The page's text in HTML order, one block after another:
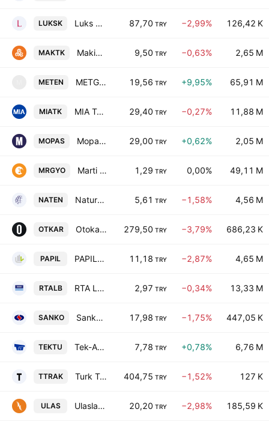
LUKSK Luks Kadife Ticaret ve Sanayi A.S. 87,70 TRY −2,99% 126,42 K
MAKTK Makina Takim Endustrisi A.S. 9,50 TRY −0,63% 2,65 M
METEN METGUN Enerji Yatirimlari A.S. 19,56 TRY +9,95% 65,91 M
MIATK MIA Teknoloji AS 29,40 TRY −0,27% 11,88 M
MOPAS Mopas Marketcilik Gida Sanayi Ve Ticaret A.S. 29,00 TRY +0,62% 2,05 M
MRGYO Marti Gayrimenkul Yatirim Ortakligi A.S. 1,29 TRY 0,00% 49,11 M
NATEN Naturel Yenilenebilir Enerji Ticaret A.S. 5,61 TRY −1,58% 4,56 M
OTKAR Otokar Otomotiv ve Savunma Sanayi A.S. 279,50 TRY −3,79% 686,23 K
PAPIL PAPILON SAVUNMA TEKNOLOJI VE TICARET A.S 11,18 TRY −2,87% 4,65 M
RTALB RTA Laboratuvarlari Biyolojik Urunler Ilac ve Makina Sanayi Ticaret A.S. 2,97 TRY −0,34% 13,33 M
SANKO Sanko Pazarlama Ithalat Ihracat Anonim Sirketi 17,98 TRY −1,75% 447,05 K
TEKTU Tek-Art Insaat Ticaret Turizm Sanayi ve Yatirimlar Anonim Sirketi 7,78 TRY +0,78% 6,76 M
TTRAK Turk Traktor ve Ziraat Makineleri A.S. 404,75 TRY −1,52% 127 K
ULAS Ulaslar Turizm Energi Tarim Gida ve Insaat Yatirimlari A.S. 20,20 TRY −2,98% 185,59 K